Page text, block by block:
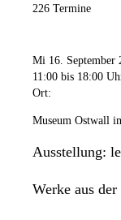
226 Termine
Mi 16. September
11:00 bis 18:00
Ort:
Museum Ostwall
Ausstellung:
Werke aus